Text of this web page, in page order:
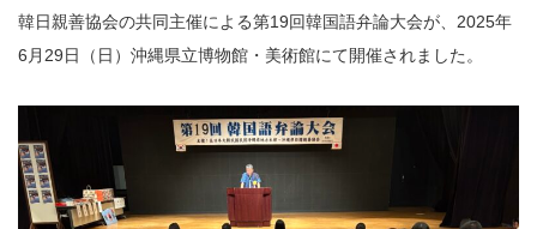
韓日親善協会の共同主催による第19回韓国語弁論大会が、2025年
6月29日（日）沖縄県立博物館・美術館にて開催されました。